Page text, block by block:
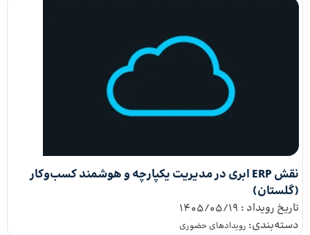
نقش ERP ابری در مدیریت یکپارچه و هوشمند کسب‌وکار
(گلستان)
تاریخ رویداد : 1405/05/19
دسته‌بندی: رویدادهای حضوری